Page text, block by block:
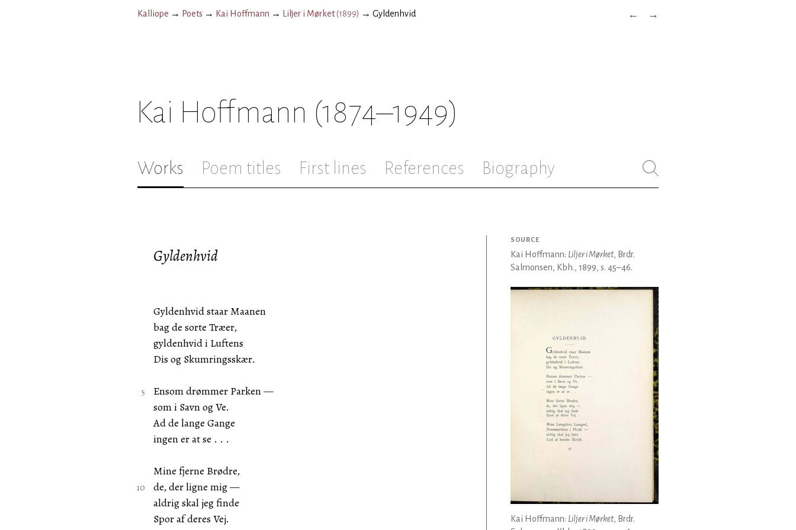
Kalliope → Poets → Kai Hoffmann → Liljer i Mørket(1899) → Gyldenhvid ← →
Kai Hoffmann (1874–1949)
Works Poem titles First lines References Biography
Gyldenhvid
Gyldenhvid staar Maanen
bag de sorte Træer,
gyldenhvid i Luftens
Dis og Skumringsskær.
Ensom drømmer Parken —
som i Savn og Ve.
Ad de lange Gange
ingen er at se . . .
Mine fjerne Brødre,
de, der ligne mig —
aldrig skal jeg finde
Spor af deres Vej.
SOURCE
Kai Hoffmann: Liljer i Mørket, Brdr.
Salmonsen, Kbh., 1899, s. 45–46.
Kai Hoffmann: Liljer i Mørket, Brdr.